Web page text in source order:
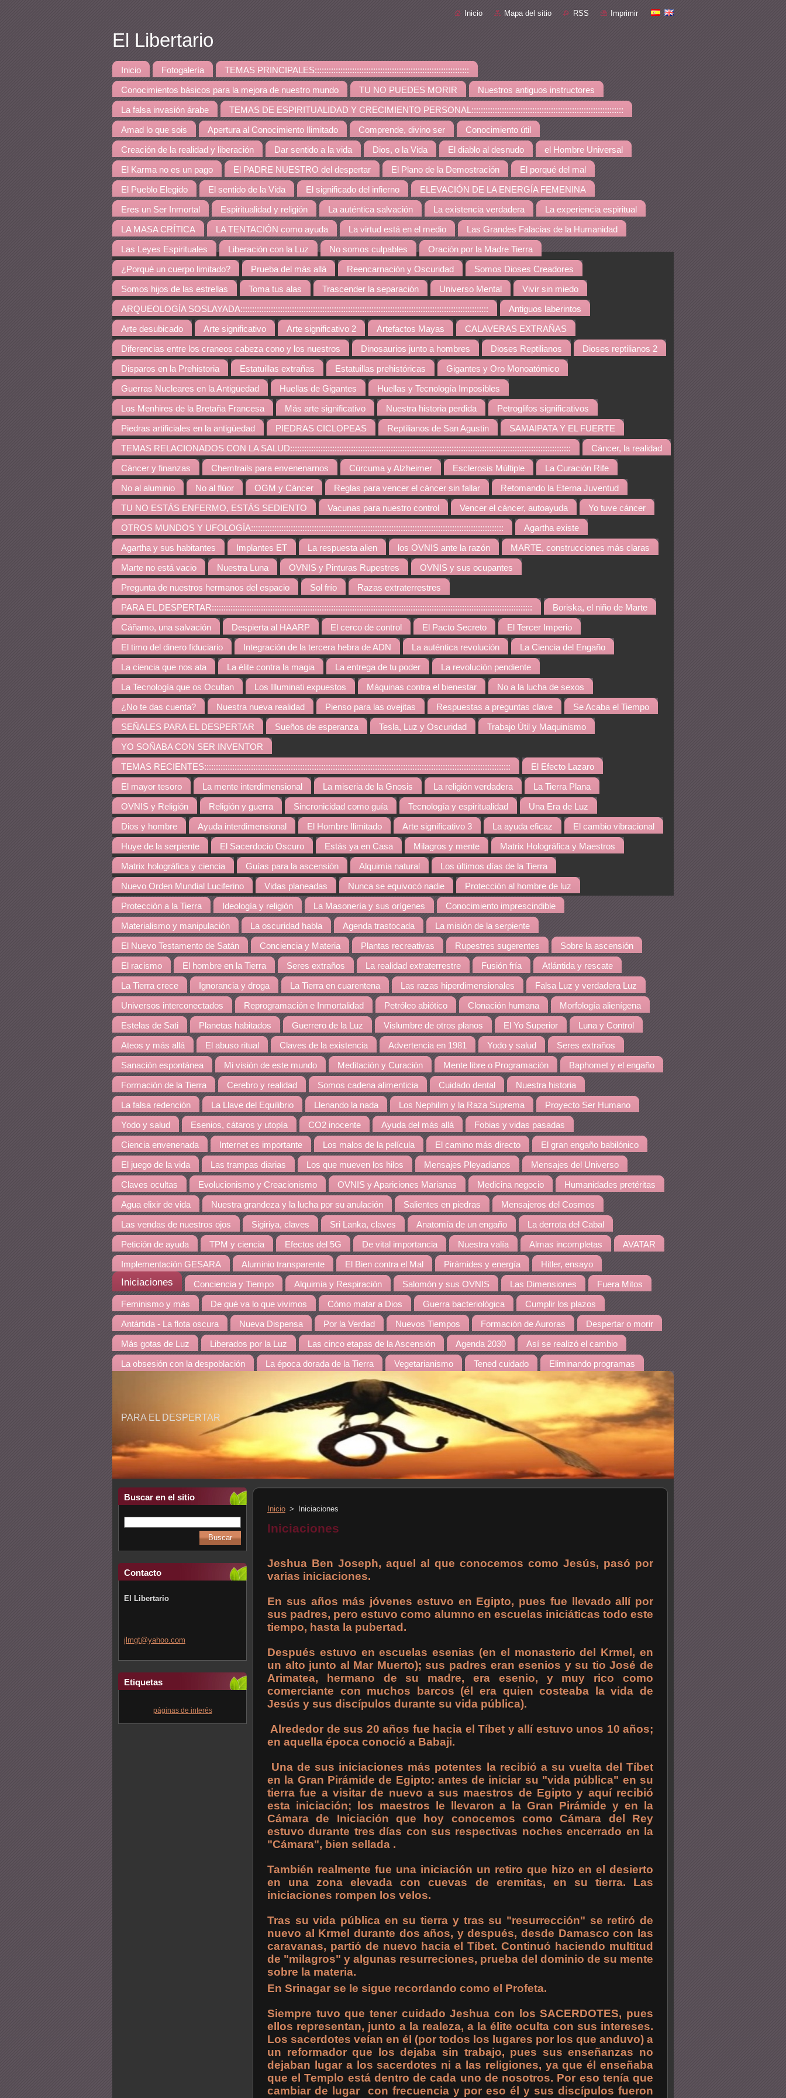
Inicio Mapa del sitio RSS Imprimir
El Libertario
Inicio Fotogalería TEMAS PRINCIPALES::::::::::::::::::::::::::::::::::::::::::::::::::::::::::::::::::
Conocimientos básicos para la mejora de nuestro mundo TU NO PUEDES MORIR Nuestros antiguos instructores
La falsa invasión árabe TEMAS DE ESPIRITUALIDAD Y CRECIMIENTO PERSONAL:::::::::::::::::::::::::::::::::::::::::::::::::::::::::::::::::
Amad lo que sois Apertura al Conocimiento Ilimitado Comprende, divino ser Conocimiento útil
Creación de la realidad y liberación Dar sentido a la vida Dios, o la Vida El diablo al desnudo el Hombre Universal
El Karma no es un pago El PADRE NUESTRO del despertar El Plano de la Demostración El porqué del mal
El Pueblo Elegido El sentido de la Vida El significado del infierno ELEVACIÓN DE LA ENERGÍA FEMENINA
Eres un Ser Inmortal Espiritualidad y religión La auténtica salvación La existencia verdadera La experiencia espiritual
LA MASA CRÍTICA LA TENTACIÓN como ayuda La virtud está en el medio Las Grandes Falacias de la Humanidad
Las Leyes Espirituales Liberación con la Luz No somos culpables Oración por la Madre Tierra
¿Porqué un cuerpo limitado? Prueba del más allá Reencarnación y Oscuridad Somos Dioses Creadores
Somos hijos de las estrellas Toma tus alas Trascender la separación Universo Mental Vivir sin miedo
ARQUEOLOGÍA SOSLAYADA:::::::::::::::::::::::::::::::::::::::::::::::::::::::::::::::::::::::::::::::::::::::::::::::::::::::::: Antiguos laberintos
Arte desubicado Arte significativo Arte significativo 2 Artefactos Mayas CALAVERAS EXTRAÑAS
Diferencias entre los craneos cabeza cono y los nuestros Dinosaurios junto a hombres Dioses Reptilianos Dioses reptilianos 2
Disparos en la Prehistoria Estatuillas extrañas Estatuillas prehistóricas Gigantes y Oro Monoatómico
Guerras Nucleares en la Antigüedad Huellas de Gigantes Huellas y Tecnología Imposibles
Los Menhires de la Bretaña Francesa Más arte significativo Nuestra historia perdida Petroglifos significativos
Piedras artificiales en la antigüedad PIEDRAS CICLOPEAS Reptilianos de San Agustin SAMAIPATA Y EL FUERTE
TEMAS RELACIONADOS CON LA SALUD:::::::::::::::::::::::::::::::::::::::::::::::::::::::::::::::::::::::::::::::::::::::::::::::::::::::::::::::::::::::: Cáncer, la realidad
Cáncer y finanzas Chemtrails para envenenarnos Cúrcuma y Alzheimer Esclerosis Múltiple La Curación Rife
No al aluminio No al flúor OGM y Cáncer Reglas para vencer el cáncer sin fallar Retomando la Eterna Juventud
TU NO ESTÁS ENFERMO, ESTÁS SEDIENTO Vacunas para nuestro control Vencer el cáncer, autoayuda Yo tuve cáncer
OTROS MUNDOS Y UFOLOGÍA:::::::::::::::::::::::::::::::::::::::::::::::::::::::::::::::::::::::::::::::::::::::::::::::::::::::::::: Agartha existe
Agartha y sus habitantes Implantes ET La respuesta alien los OVNIS ante la razón MARTE, construcciones más claras
Marte no está vacio Nuestra Luna OVNIS y Pinturas Rupestres OVNIS y sus ocupantes
Pregunta de nuestros hermanos del espacio Sol frío Razas extraterrestres
PARA EL DESPERTAR::::::::::::::::::::::::::::::::::::::::::::::::::::::::::::::::::::::::::::::::::::::::::::::::::::::::::::::::::::::::::::::::::::::::: Boriska, el niño de Marte
Cáñamo, una salvación Despierta al HAARP El cerco de control El Pacto Secreto El Tercer Imperio
El timo del dinero fiduciario Integración de la tercera hebra de ADN La auténtica revolución La Ciencia del Engaño
La ciencia que nos ata La élite contra la magia La entrega de tu poder La revolución pendiente
La Tecnología que os Ocultan Los Illuminati expuestos Máquinas contra el bienestar No a la lucha de sexos
¿No te das cuenta? Nuestra nueva realidad Pienso para las ovejitas Respuestas a preguntas clave Se Acaba el Tiempo
SEÑALES PARA EL DESPERTAR Sueños de esperanza Tesla, Luz y Oscuridad Trabajo Útil y Maquinismo
YO SOÑABA CON SER INVENTOR
TEMAS RECIENTES::::::::::::::::::::::::::::::::::::::::::::::::::::::::::::::::::::::::::::::::::::::::::::::::::::::::::::::::::::::::::::::::::: El Efecto Lazaro
El mayor tesoro La mente interdimensional La miseria de la Gnosis La religión verdadera La Tierra Plana
OVNIS y Religión Religión y guerra Sincronicidad como guía Tecnología y espiritualidad Una Era de Luz
Dios y hombre Ayuda interdimensional El Hombre Ilimitado Arte significativo 3 La ayuda eficaz El cambio vibracional
Huye de la serpiente El Sacerdocio Oscuro Estás ya en Casa Milagros y mente Matrix Holográfica y Maestros
Matrix holográfica y ciencia Guías para la ascensión Alquimia natural Los últimos días de la Tierra
Nuevo Orden Mundial Luciferino Vidas planeadas Nunca se equivocó nadie Protección al hombre de luz
Protección a la Tierra Ideología y religión La Masonería y sus orígenes Conocimiento imprescindible
Materialismo y manipulación La oscuridad habla Agenda trastocada La misión de la serpiente
El Nuevo Testamento de Satán Conciencia y Materia Plantas recreativas Rupestres sugerentes Sobre la ascensión
El racismo El hombre en la Tierra Seres extraños La realidad extraterrestre Fusión fría Atlántida y rescate
La Tierra crece Ignorancia y droga La Tierra en cuarentena Las razas hiperdimensionales Falsa Luz y verdadera Luz
Universos interconectados Reprogramación e Inmortalidad Petróleo abiótico Clonación humana Morfología alienígena
Estelas de Sati Planetas habitados Guerrero de la Luz Vislumbre de otros planos El Yo Superior Luna y Control
Ateos y más allá El abuso ritual Claves de la existencia Advertencia en 1981 Yodo y salud Seres extraños
Sanación espontánea Mi visión de este mundo Meditación y Curación Mente libre o Programación Baphomet y el engaño
Formación de la Tierra Cerebro y realidad Somos cadena alimenticia Cuidado dental Nuestra historia
La falsa redención La Llave del Equilibrio Llenando la nada Los Nephilim y la Raza Suprema Proyecto Ser Humano
Yodo y salud Esenios, cátaros y utopía CO2 inocente Ayuda del más allá Fobias y vidas pasadas
Ciencia envenenada Internet es importante Los malos de la película El camino más directo El gran engaño babilónico
El juego de la vida Las trampas diarias Los que mueven los hilos Mensajes Pleyadianos Mensajes del Universo
Claves ocultas Evolucionismo y Creacionismo OVNIS y Apariciones Marianas Medicina negocio Humanidades pretéritas
Agua elixir de vida Nuestra grandeza y la lucha por su anulación Salientes en piedras Mensajeros del Cosmos
Las vendas de nuestros ojos Sigiriya, claves Sri Lanka, claves Anatomía de un engaño La derrota del Cabal
Petición de ayuda TPM y ciencia Efectos del 5G De vital importancia Nuestra valía Almas incompletas AVATAR
Implementación GESARA Aluminio transparente El Bien contra el Mal Pirámides y energía Hitler, ensayo
Iniciaciones Conciencia y Tiempo Alquimia y Respiración Salomón y sus OVNIS Las Dimensiones Fuera Mitos
Feminismo y más De qué va lo que vivimos Cómo matar a Dios Guerra bacteriológica Cumplir los plazos
Antártida - La flota oscura Nueva Dispensa Por la Verdad Nuevos Tiempos Formación de Auroras Despertar o morir
Más gotas de Luz Liberados por la Luz Las cinco etapas de la Ascensión Agenda 2030 Así se realizó el cambio
La obsesión con la despoblación La época dorada de la Tierra Vegetarianismo Tened cuidado Eliminando programas
PARA EL DESPERTAR
Buscar en el sitio
Contacto
El Libertario
jlmgt@yahoo.com
Etiquetas
páginas de interés
Inicio > Iniciaciones
Iniciaciones
Jeshua Ben Joseph, aquel al que conocemos como Jesús, pasó por
varias iniciaciones.
En sus años más jóvenes estuvo en Egipto, pues fue llevado allí por
sus padres, pero estuvo como alumno en escuelas iniciáticas todo este
tiempo, hasta la pubertad.
Después estuvo en escuelas esenias (en el monasterio del Krmel, en
un alto junto al Mar Muerto); sus padres eran esenios y su tio José de
Arimatea, hermano de su madre, era esenio, y muy rico como
comerciante con muchos barcos (él era quien costeaba la vida de
Jesús y sus discípulos durante su vida pública).
Alrededor de sus 20 años fue hacia el Tíbet y allí estuvo unos 10 años;
en aquella época conoció a Babaji.
Una de sus iniciaciones más potentes la recibió a su vuelta del Tíbet
en la Gran Pirámide de Egipto: antes de iniciar su "vida pública" en su
tierra fue a visitar de nuevo a sus maestros de Egipto y aquí recibió
esta iniciación; los maestros le llevaron a la Gran Pirámide y en la
Cámara de Iniciación que hoy conocemos como Cámara del Rey
estuvo durante tres días con sus respectivas noches encerrado en la
"Cámara", bien sellada .
También realmente fue una iniciación un retiro que hizo en el desierto
en una zona elevada con cuevas de eremitas, en su tierra. Las
iniciaciones rompen los velos.
Tras su vida pública en su tierra y tras su "resurrección" se retiró de
nuevo al Krmel durante dos años, y después, desde Damasco con las
caravanas, partió de nuevo hacia el Tíbet. Continuó haciendo multitud
de "milagros" y algunas resurreciones, prueba del dominio de su mente
sobre la materia.
En Srinagar se le sigue recordando como el Profeta.
Siempre tuvo que tener cuidado Jeshua con los SACERDOTES, pues
ellos representan, junto a la realeza, a la élite oculta con sus intereses.
Los sacerdotes veían en él (por todos los lugares por los que anduvo) a
un reformador que los dejaba sin trabajo, pues sus enseñanzas no
dejaban lugar a los sacerdotes ni a las religiones, ya que él enseñaba
que el Templo está dentro de cada uno de nosotros. Por eso tenía que
cambiar de lugar con frecuencia y por eso él y sus discípulos fueron